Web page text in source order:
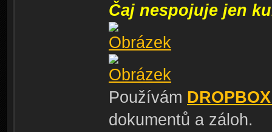
Čaj nespojuje jen
Používám
dokumentů a záloh.